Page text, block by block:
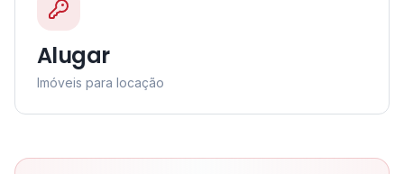
Alugar
Imóveis para locação